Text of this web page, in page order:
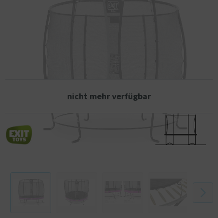
Premium-Trampolin über extra lange Federn für das ultimative
Sprungerlebnis und einen längeren Rock am Schutzrand für ein
schöneres Aussehen. Die Füllung ist auch dicker für noch mehr Schutz
und die dickere PVC-Deckschicht verlängert die Lebensdauer.
nicht mehr verfügbar